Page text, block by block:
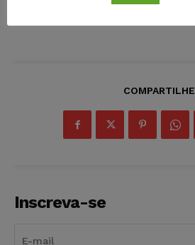
COMPARTILHE
Inscreva-se